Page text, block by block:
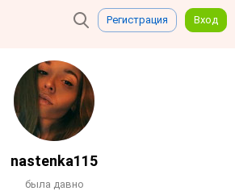
Регистрация Вход
nastenka115
была давно